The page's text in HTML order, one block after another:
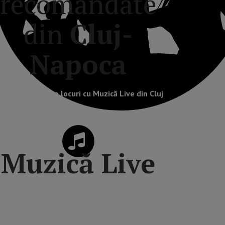
din Cluj-
Napoca
mai incitante locuri cu Muzică Live din Cluj
Muzică Live